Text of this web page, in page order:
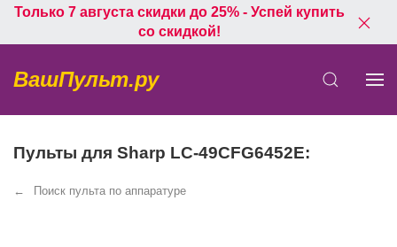
Только 7 августа скидки до 25% - Успей купить
со скидкой!
ВашПульт.ру
Пульты для Sharp LC-49CFG6452E:
Поиск пульта по аппаратуре